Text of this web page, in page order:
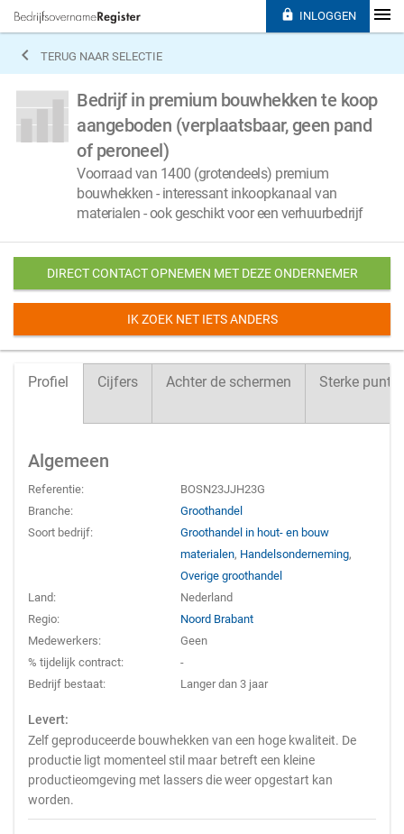
 TERUG NAAR SELECTIE
Bedrijf in premium bouwhekken te koop
aangeboden (verplaatsbaar, geen pand
of peroneel)
Voorraad van 1400 (grotendeels) premium
bouwhekken - interessant inkoopkanaal van
materialen - ook geschikt voor een verhuurbedrijf
DIRECT CONTACT OPNEMEN MET DEZE ONDERNEMER
IK ZOEK NET IETS ANDERS
Profiel Cijfers Achter de schermen Sterke
Algemeen
Referentie:
BOSN23JJH23G
Branche:
Groothandel
Soort bedrijf:
Groothandel in hout- en bouw
materialen, Handelsonderneming,
Overige groothandel
Land:
Nederland
Regio:
Noord Brabant
Medewerkers:
Geen
% tijdelijk contract:
-
Bedrijf bestaat:
Langer dan 3 jaar
Levert:
Zelf geproduceerde bouwhekken van een hoge kwaliteit. De
productie ligt momenteel stil maar betreft een kleine
productieomgeving met lassers die weer opgestart kan
worden.
 INLOGGEN